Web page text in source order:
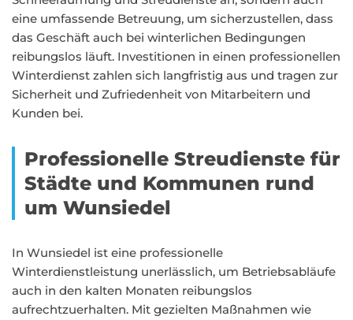
eine umfassende Betreuung, um sicherzustellen, dass
das Geschäft auch bei winterlichen Bedingungen
reibungslos läuft. Investitionen in einen professionellen
Winterdienst zahlen sich langfristig aus und tragen zur
Sicherheit und Zufriedenheit von Mitarbeitern und
Kunden bei.
Professionelle Streudienste für
Städte und Kommunen rund
um Wunsiedel
In Wunsiedel ist eine professionelle
Winterdienstleistung unerlässlich, um Betriebsabläufe
auch in den kalten Monaten reibungslos
aufrechtzuerhalten. Mit gezielten Maßnahmen wie